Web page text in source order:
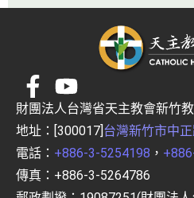
財團法人台灣省天主教會新竹
地址：[300017] 台灣新竹市中
電話： +886-3-5254198 ，
傳真：+886-3-5264786